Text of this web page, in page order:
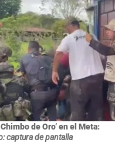
de Oro’ en el Meta:
captura de pantalla